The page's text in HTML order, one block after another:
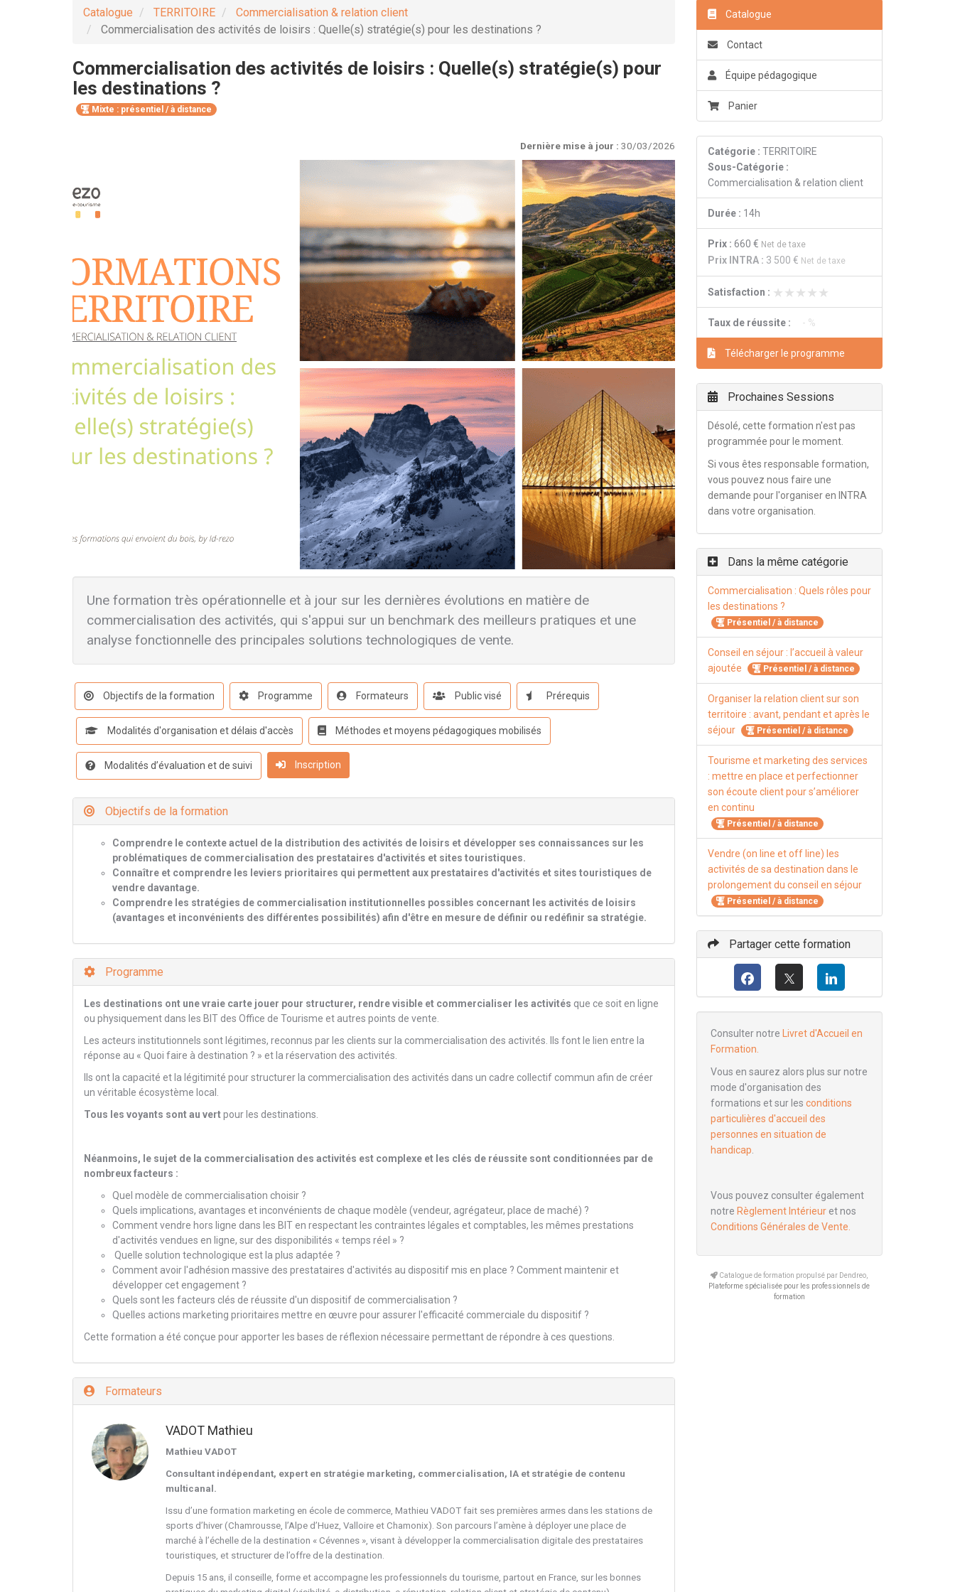
Catalogue TERRITOIRE
Commercialisation & relation client
Commercialisation des activités de loisirs : Quelle(s) stratégie(s) pour les destinations ?
Commercialisation des activités de loisirs : Quelle(s) stratégie(s) pour
les destinations ?
Mixte : présentiel / à distance
Dernière mise à jour : 30/03/2026
Une formation très opérationnelle et à jour sur les dernières évolutions en matière de
commercialisation des activités, qui s'appui sur un benchmark des meilleurs pratiques et une
analyse fonctionnelle des principales solutions technologiques de vente.
Objectifs de la formation Programme Formateurs Public visé Prérequis
Modalités d'organisation et délais d'accès Méthodes et moyens pédagogiques mobilisés
Modalités d’évaluation et de suivi Inscription
Objectifs de la formation
Comprendre le contexte actuel de la distribution des activités de loisirs et développer ses connaissances sur les
problématiques de commercialisation des prestataires d'activités et sites touristiques.
Connaître et comprendre les leviers prioritaires qui permettent aux prestataires d'activités et sites touristiques de
vendre davantage.
Comprendre les stratégies de commercialisation institutionnelles possibles concernant les activités de loisirs
(avantages et inconvénients des différentes possibilités) afin d'être en mesure de définir ou redéfinir sa stratégie.
Programme
Les destinations ont une vraie carte jouer pour structurer, rendre visible et commercialiser les activités que ce soit en ligne
ou physiquement dans les BIT des Office de Tourisme et autres points de vente.
Les acteurs institutionnels sont légitimes, reconnus par les clients sur la commercialisation des activités. Ils font le lien entre la
réponse au « Quoi faire à destination ? » et la réservation des activités.
Ils ont la capacité et la légitimité pour structurer la commercialisation des activités dans un cadre collectif commun afin de créer
un véritable écosystème local.
Tous les voyants sont au vertpour les destinations.
Néanmoins, le sujet de la commercialisation des activités est complexe et les clés de réussite sont conditionnées par de
nombreux facteurs :
Quel modèle de commercialisation choisir ?
Quels implications, avantages et inconvénients de chaque modèle (vendeur, agrégateur, place de maché) ?
Comment vendre hors ligne dans les BIT en respectant les contraintes légales et comptables, les mêmes prestations
d'activités vendues en ligne, sur des disponibilités « temps réel » ?
Quelle solution technologique est la plus adaptée ?
Comment avoir l'adhésion massive des prestataires d'activités au dispositif mis en place ? Comment maintenir et
développer cet engagement ?
Quels sont les facteurs clés de réussite d'un dispositif de commercialisation ?
Quelles actions marketing prioritaires mettre en œuvre pour assurer l'efficacité commerciale du dispositif ?
Cette formation a été conçue pour apporter les bases de réflexion nécessaire permettant de répondre à ces questions.
Formateurs
VADOT Mathieu
Mathieu VADOT
Consultant indépendant, expert en stratégie marketing, commercialisation, IA et stratégie de contenu
multicanal.
Issu d’une formation marketing en école de commerce, Mathieu VADOT fait ses premières armes dans les stations de
sports d’hiver (Chamrousse, l’Alpe d’Huez, Valloire et Chamonix). Son parcours l’amène à déployer une place de
marché à l’échelle de la destination « Cévennes », visant à développer la commercialisation digitale des prestataires
touristiques, et structurer de l’offre de la destination.
Depuis 15 ans, il conseille, forme et accompagne les professionnels du tourisme, partout en France, sur les bonnes
Catalogue
Contact
Équipe pédagogique
Panier
Catégorie : TERRITOIRE
Sous-Catégorie :
Commercialisation & relation client
Durée : 14h
Prix : 660 € Net de taxe
Prix INTRA : 3 500 € Net de taxe
Satisfaction : ★★★★★
★★★★★
Taux de réussite : - %
Télécharger le programme
Prochaines Sessions
Désolé, cette formation n'est pas
programmée pour le moment.
Si vous êtes responsable formation,
vous pouvez nous faire une
demande pour l'organiser en INTRA
dans votre organisation.
Dans la même catégorie
Commercialisation : Quels rôles pour
les destinations ?
Présentiel / à distance
Conseil en séjour : l’accueil à valeur
ajoutée
Présentiel / à distance
Organiser la relation client sur son
territoire : avant, pendant et après le
séjour
Présentiel / à distance
Tourisme et marketing des services
: mettre en place et perfectionner
son écoute client pour s’améliorer
en continu
Présentiel / à distance
Vendre (on line et off line) les
activités de sa destination dans le
prolongement du conseil en séjour
Présentiel / à distance
Partager cette formation
Consulter notre
Livret d'Accueil en
Formation.
Vous en saurez alors plus sur notre
mode d'organisation des
formations et sur les conditions
particulières d'accueil des
personnes en situation de
handicap
Vous pouvez consulter également
notre Règlement Intérieuret nos
Conditions Générales de Vente.
Catalogue de formation propulsé par Dendreo,
Plateforme spécialisée pour les professionnels de
formation